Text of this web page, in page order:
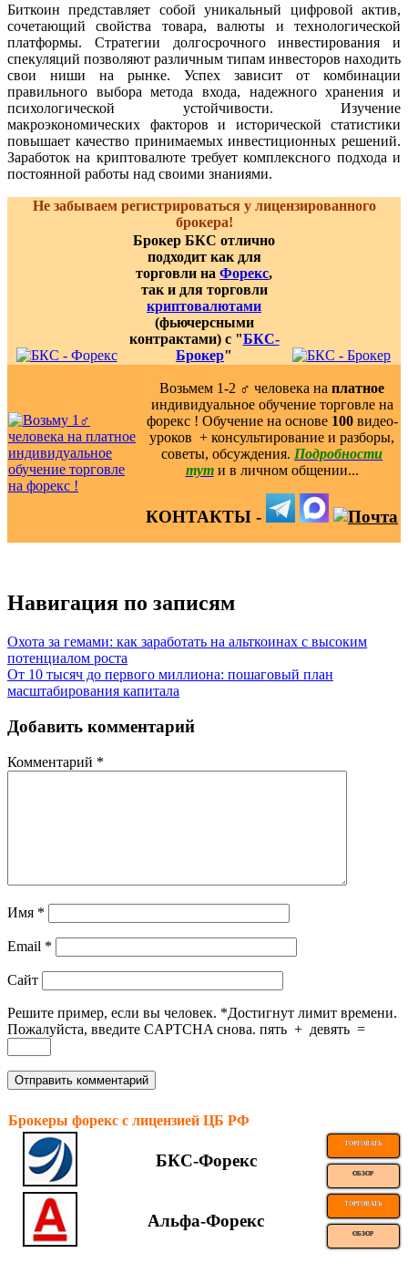
Биткоин представляет собой уникальный цифровой актив,
сочетающий свойства товара, валюты и технологической
платформы. Стратегии долгосрочного инвестирования и
спекуляций позволяют различным типам инвесторов находить
свои ниши на рынке. Успех зависит от комбинации
правильного выбора метода входа, надежного хранения и
психологической устойчивости. Изучение
макроэкономических факторов и исторической статистики
повышает качество принимаемых инвестиционных решений.
Заработок на криптовалюте требует комплексного подхода и
постоянной работы над своими знаниями.
Не забываем регистрироваться у лицензированного
брокера!
Брокер БКС отлично
подходит как для
торговли на Форекс,
так и для торговли
криптовалютами
(фьючерсными
контрактами) с "БКС-
Брокер"
Возьмем 1-2 ‍♂️ человека на платное
индивидуальное обучение торговле на
форекс ! Обучение на основе 100видео-
уроков ️ + консультирование и разборы,
советы, обсуждения. Подробности
тут и в личном общении...
КОНТАКТЫ -
Навигация по записям
Охота за гемами: как заработать на альткоинах с высоким
потенциалом роста
От 10 тысяч до первого миллиона: пошаговый план
масштабирования капитала
Добавить комментарий
Комментарий *
Имя *
Email *
Сайт
Решите пример, если вы человек. *Достигнут лимит времени.
Пожалуйста, введите CAPTCHA снова. пять + девять =
Брокеры форекс с лицензией ЦБ РФ
БКС-Форекс
ТОРГОВАТЬ
ОБЗОР
Альфа-Форекс
ТОРГОВАТЬ
ОБЗОР